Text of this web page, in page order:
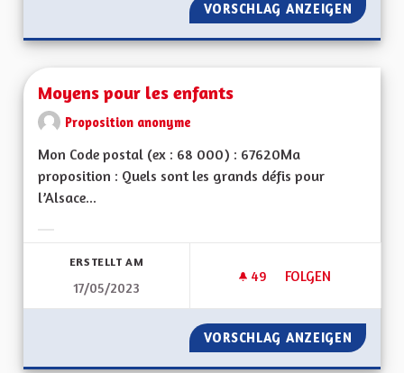
VORSCHLAG ANZEIGEN
Moyens pour les enfants
Proposition anonyme
Mon Code postal (ex : 68 000) : 67620Ma
proposition : Quels sont les grands défis pour
l’Alsace...
ERSTELLT AM
17/05/2023
49 49 FOLLOWER
FOLGEN
MOYENS POUR LES
VORSCHLAG ANZEIGEN